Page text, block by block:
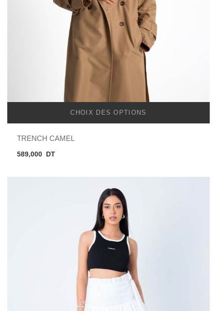
CHOIX DES OPTIONS
TRENCH CAMEL
589,000 DT